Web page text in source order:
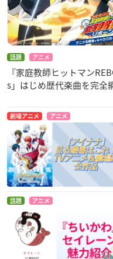
話題 アニメ
『家庭教師ヒットマン
s」はじめ歴代楽曲を完全
劇場アニメ アニメ
話題 アニメ